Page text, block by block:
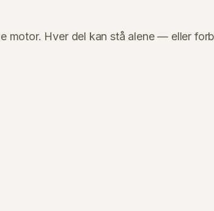
motor. Hver del kan stå alene — eller